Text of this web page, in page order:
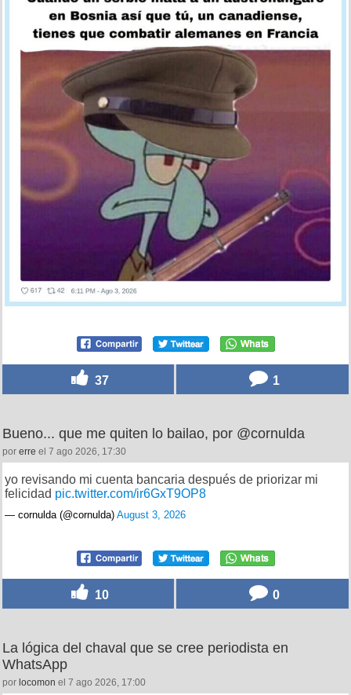
37 1
Bueno... que me quiten lo bailao, por @cornulda
por erre el 7 ago 2026, 17:30
yo revisando mi cuenta bancaria después de priorizar mi
felicidad pic.twitter.com/ir6GxT9OP8
— cornulda (@cornulda) August 3, 2026
10 0
La lógica del chaval que se cree periodista en
WhatsApp
por locomon el 7 ago 2026, 17:00